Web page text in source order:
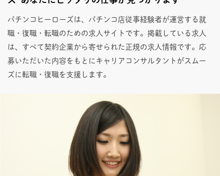
パチンコヒーローズは、パチンコ店従事経験者が運営する就
職・復職・転職のための求人サイトです。掲載している求人
は、すべて契約企業から寄せられた正規の求人情報です。応
募いただいた内容をもとにキャリアコンサルタントがスムー
ズに転職・復職を支援します。